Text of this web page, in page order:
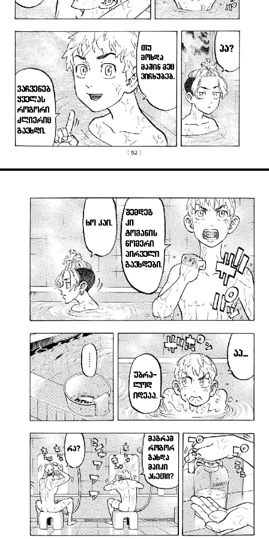
ავტორიზაცია
არ გაქვს ექაუნთი? დარეგისტრირდი
ან
მომხმარებელი:
პაროლი: დაგავიწყდა პაროლი?
არ დაიმახსოვრო
შესვლა
კოდით შესვლა
Loading...